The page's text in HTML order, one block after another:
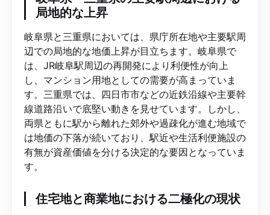
局地的な上昇
岐阜県と三重県においては、県庁所在地や主要駅周
辺での局地的な地価上昇が目立ちます。岐阜県で
は、JR岐阜駅周辺の再開発により利便性が向上
し、マンション用地としての需要が高まっていま
す。三重県では、四日市市などの近鉄沿線や主要幹
線道路沿いで底堅い動きを見せています。しかし、
両県ともに駅から離れた郊外や過疎化が進む地域で
は地価の下落が続いており、駅近や生活利便施設の
有無が資産価値を分ける決定的な要因となっていま
す。
住宅地と商業地における二極化の現状